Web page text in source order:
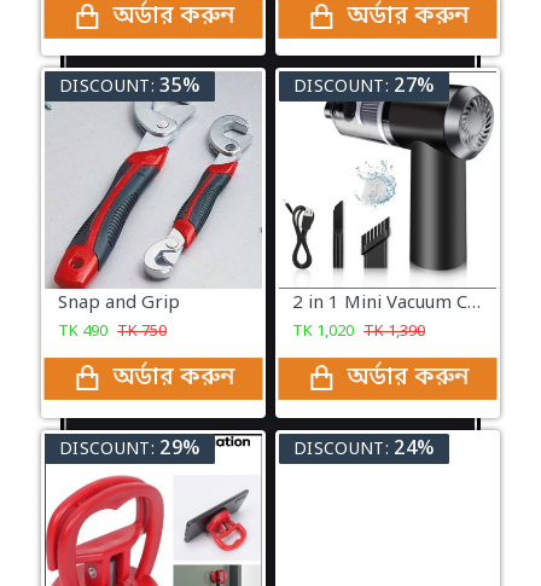
অর্ডার করুন অর্ডার করুন
DISCOUNT: 35%
Snap and Grip
TK 490 TK750
অর্ডার করুন
DISCOUNT: 27%
2 in 1 Mini Vacuum Cleaner
TK 1,020 TK1,390
অর্ডার করুন
DISCOUNT: 29% DISCOUNT: 24%